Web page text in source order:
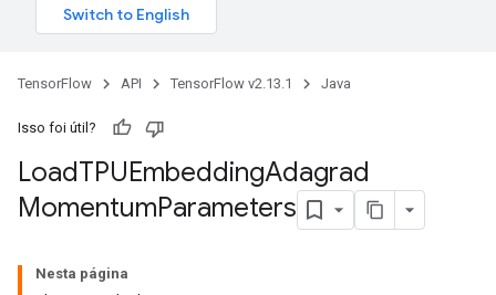
TensorFlow API TensorFlow v2.13.1 Java
Isso foi útil?
LoadTPUEmbeddingAdagrad
MomentumParameters
Nesta página